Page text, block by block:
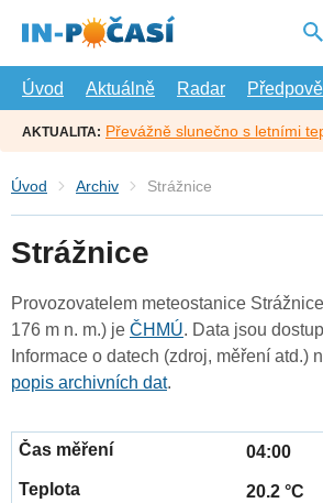
hlavní
Úvod
Aktuálně Radar
AKTUALITA: Převážně slunečno s letními
Úvod Archiv Strážnice
Strážnice
Provozovatelem meteostanice
176 m n. m.) je ČHMÚ. Data jsou
Informace o datech (zdroj, měření atd.)
popis archivních dat.
04:00
20.2 °C